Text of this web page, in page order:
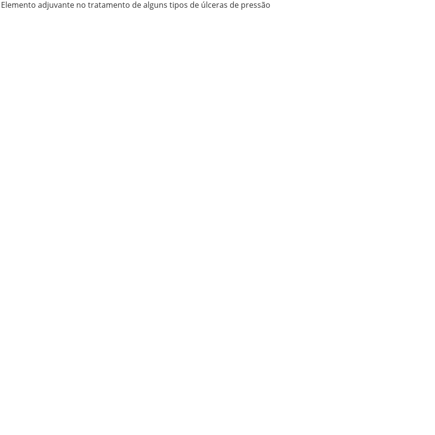
Elemento adjuvante no tratamento de alguns tipos de úlceras de pressão